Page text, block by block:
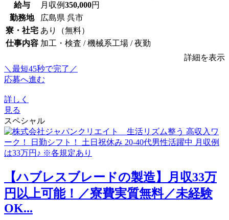
給与 月収例350,000円
勤務地
広島県 呉市
寮・社宅 あり（無料）
仕事内容 加工・検査 / 機械系工場 / 夜勤
詳細を表示
＼最短45秒で完了／
応募へ進む
詳しく
見る
スペシャル
【ハブレスブレードの製造】月収33万
円以上可能！／寮費実質無料／未経験
OK...